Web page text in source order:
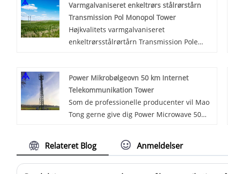
Varmgalvaniseret enkeltrørs stålrørstårn
Transmission Pol Monopol Tower
Højkvalitets varmgalvaniseret
enkeltrørsstålrørtårn Transmission Pole
multi-loop, hvilket i høj grad reducerer
overbelastningen af ​​bykorridorer.
Power Mikrobølgeovn 50 km Internet
Telekommunikation Tower
Som de professionelle producenter vil Mao
Tong gerne give dig Power Microwave 50
vi vil tilbyde dig den bedste
eftersalgsservice og rettidig levering.
Relateret Blog Anmeldelser